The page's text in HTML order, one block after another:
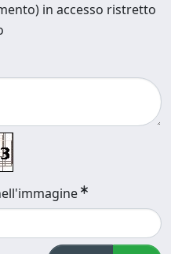
in accesso ristretto